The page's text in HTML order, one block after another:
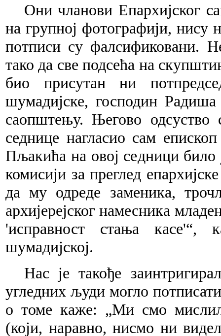
Они чланови Епархијског
на групној фотографији,
потписи су фалсификовани.
тако да све подсећа на
био присутан ни
шумадијске, господин
саопштењу. Његово одсуство
седнице нагласио сам
Пљакића на овој седници било
комисији за преглед
да му одреде заменика,
архијерејског намесника
'исправност стања касе'“,
шумадијској.
Нас је такође
угледних људи могло
о томе каже: „Ми смо
(који, наравно, нисмо ни